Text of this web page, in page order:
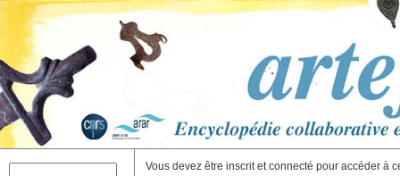
Vous devez être inscrit et connecté pour accéder à